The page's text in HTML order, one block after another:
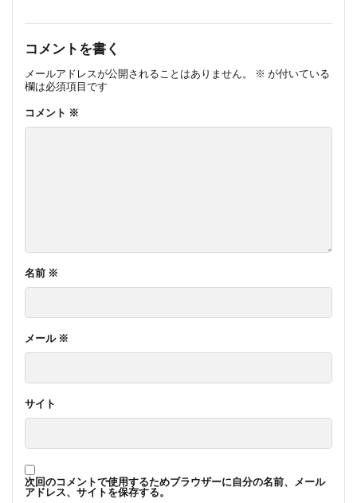
コメントを書く
メールアドレスが公開されることはありません。 ※ が付いている
欄は必須項目です
コメント ※
名前 ※
メール ※
サイト
次回のコメントで使用するためブラウザーに自分の名前、メール
アドレス、サイトを保存する。